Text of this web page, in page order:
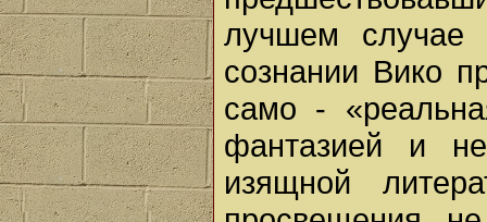
лучшем случае
сознании Вико
само -
фантазией и
изящной